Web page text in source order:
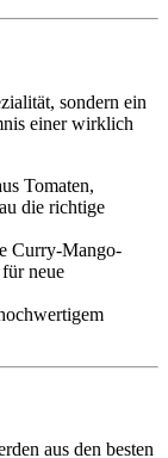
sondern ein
einer wirklich
Tomaten,
die richtige
Curry-Mango-
neue
aus den besten